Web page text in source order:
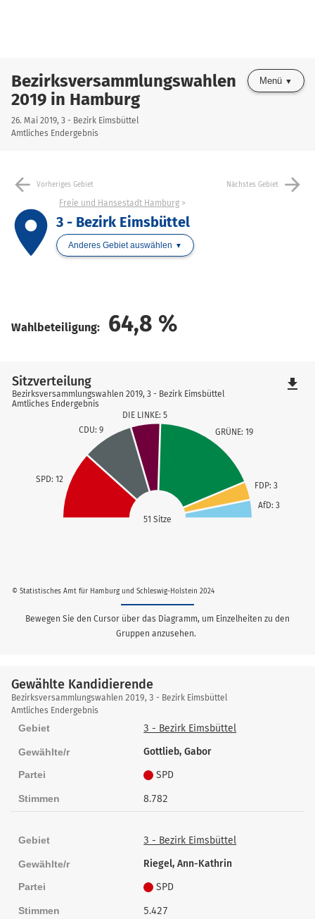
Bezirksversammlungswahlen
2019 in Hamburg
26. Mai 2019, 3 - Bezirk Eimsbüttel
Amtliches Endergebnis
Menü
arrow_back Vorheriges Gebiet Nächstes Gebiet arrow_forward
place
Freie und Hansestadt Hamburg
3 - Bezirk Eimsbüttel
Anderes Gebiet auswählen
Wahlbeteiligung: 64,8 %
51 Sitze
SPD: 12
CDU: 9
DIE LINKE: 5
GRÜNE: 19
FDP: 3
AfD: 3
© Statistisches Amt für Hamburg und Schleswig-Holstein 2024
Sitzverteilung
Bezirksversammlungswahlen 2019, 3 - Bezirk Eimsbüttel
Amtliches Endergebnis
file_download
Bewegen Sie den Cursor über das Diagramm, um Einzelheiten zu den
Gruppen anzusehen.
Gewählte Kandidierende
Gewählte
Kandidierende
Bezirksversammlungswahlen 2019, 3 - Bezirk Eimsbüttel
Amtliches Endergebnis
Gebiet 3 - Bezirk Eimsbüttel
Gewählte/r Gottlieb, Gabor
Partei SPD
Stimmen 8.782
Gebiet 3 - Bezirk Eimsbüttel
Gewählte/r Riegel, Ann-Kathrin
Partei SPD
Stimmen 5.427